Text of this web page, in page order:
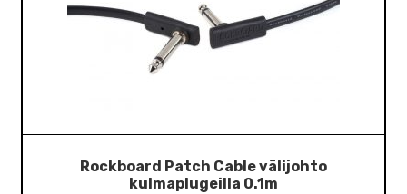
Rockboard Patch Cable välijohto
kulmaplugeilla 0.1m